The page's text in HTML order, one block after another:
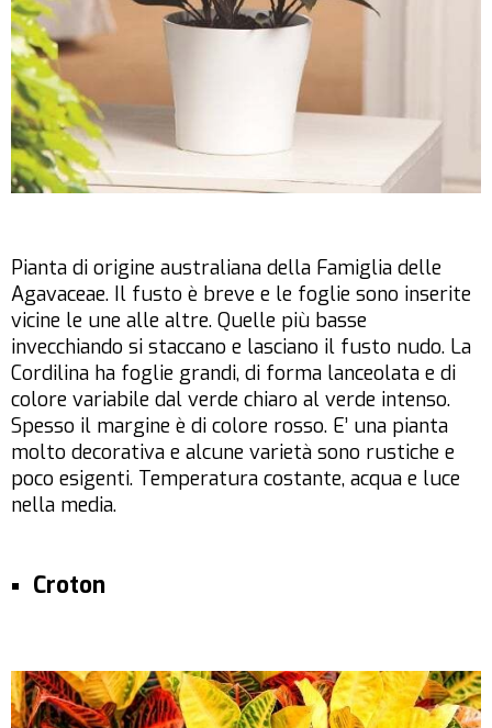
Pianta di origine australiana della Famiglia delle
Agavaceae. Il fusto è breve e le foglie sono inserite
vicine le une alle altre. Quelle più basse
invecchiando si staccano e lasciano il fusto nudo. La
Cordilina ha foglie grandi, di forma lanceolata e di
colore variabile dal verde chiaro al verde intenso.
Spesso il margine è di colore rosso. E’ una pianta
molto decorativa e alcune varietà sono rustiche e
poco esigenti. Temperatura costante, acqua e luce
nella media.
Croton